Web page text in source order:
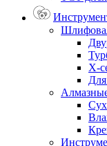
Х-